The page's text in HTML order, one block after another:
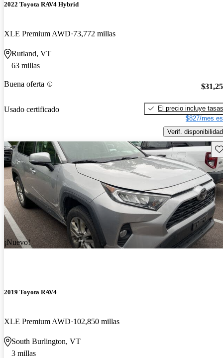
2022 Toyota RAV4 Hybrid
XLE Premium AWD 73,772 millas
Rutland, VT
63 millas
Buena oferta
Usado certificado
El precio incluye tasas
$827/mes
Verif. disponibilidad
¡Nuevo!
2019 Toyota RAV4
XLE Premium AWD 102,850 millas
South Burlington, VT
3 millas